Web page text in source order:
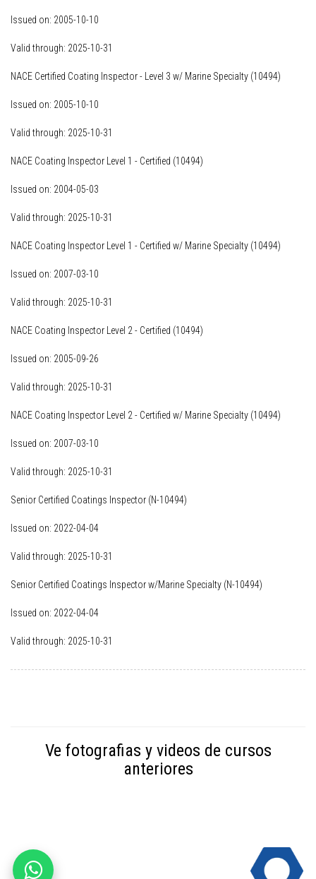
Issued on: 2005-10-10
Valid through: 2025-10-31
NACE Certified Coating Inspector - Level 3 w/ Marine Specialty (10494)
Issued on: 2005-10-10
Valid through: 2025-10-31
NACE Coating Inspector Level 1 - Certified (10494)
Issued on: 2004-05-03
Valid through: 2025-10-31
NACE Coating Inspector Level 1 - Certified w/ Marine Specialty (10494)
Issued on: 2007-03-10
Valid through: 2025-10-31
NACE Coating Inspector Level 2 - Certified (10494)
Issued on: 2005-09-26
Valid through: 2025-10-31
NACE Coating Inspector Level 2 - Certified w/ Marine Specialty (10494)
Issued on: 2007-03-10
Valid through: 2025-10-31
Senior Certified Coatings Inspector (N-10494)
Issued on: 2022-04-04
Valid through: 2025-10-31
Senior Certified Coatings Inspector w/Marine Specialty (N-10494)
Issued on: 2022-04-04
Valid through: 2025-10-31
Ve fotografias y videos de cursos
anteriores